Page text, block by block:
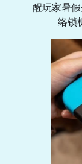
醒玩家暑
络锁